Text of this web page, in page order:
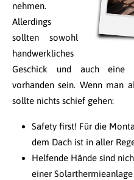
nehmen.
Allerdings
sollten sowohl
handwerkliches
Geschick und auch eine
vorhanden sein. Wenn man
sollte nichts schief gehen:
Safety first! Für die
dem Dach ist in aller
Helfende Hände sind
einer